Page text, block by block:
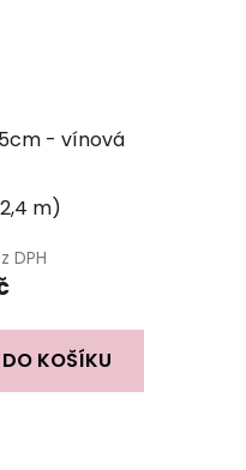
- vínová
m)
DPH
DO KOŠÍKU